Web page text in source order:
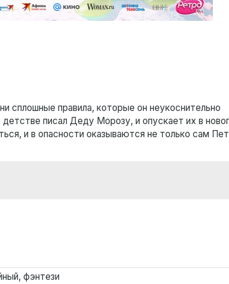
сплошные правила, которые он неукоснительно
писал Деду Морозу, и опускает их в
и в опасности оказываются не только сам
фэнтези